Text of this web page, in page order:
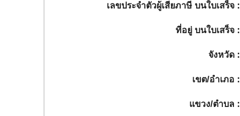
เลขประจำตัวผู้เสียภาษี บนใบเสร็จ :
ที่อยู่ บนใบเสร็จ :
จังหวัด :
เขต/อำเภอ :
แขวง/ตำบล :